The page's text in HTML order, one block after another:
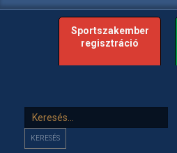
Sportszakember
regisztráció
Keresés...
KERESÉS